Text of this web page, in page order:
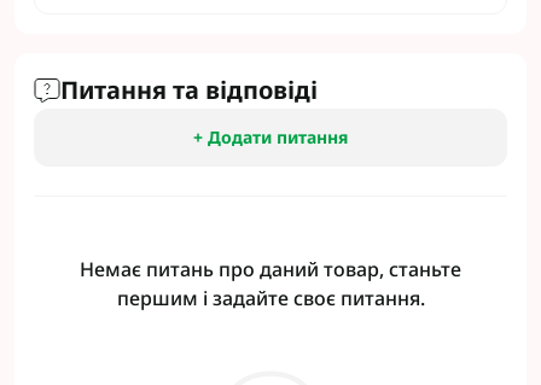
Питання та відповіді
+ Додати питання
Немає питань про даний товар, станьте
першим і задайте своє питання.